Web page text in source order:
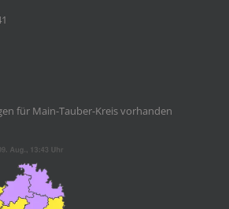
für Main-Tauber-Kreis vorhanden